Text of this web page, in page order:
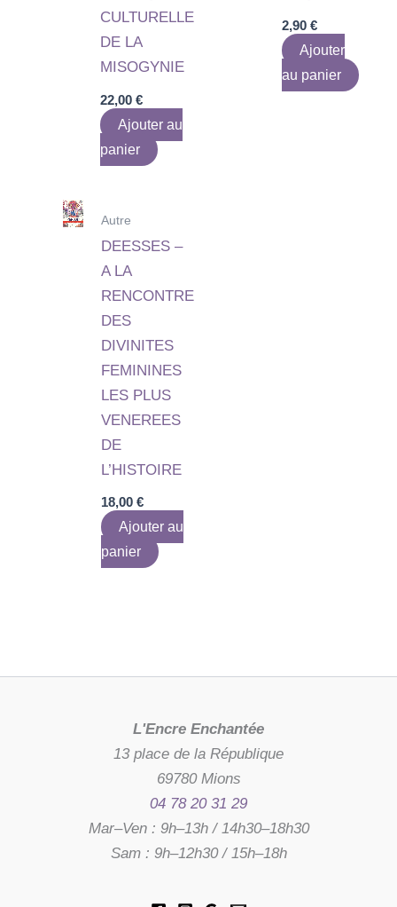
CULTURELLE
DE LA
MISOGYNIE
22,00€
Ajouter au
panier
2,90 €
Ajouter
au panier
Autre
DEESSES –
A LA
RENCONTRE
DES
DIVINITES
FEMININES
LES PLUS
VENEREES
DE
L’HISTOIRE
18,00€
Ajouter au
panier
L'Encre Enchantée
13 place de la République
69780 Mions
04 78 20 31 29
Mar–Ven : 9h–13h / 14h30–18h30
Sam : 9h–12h30 / 15h–18h